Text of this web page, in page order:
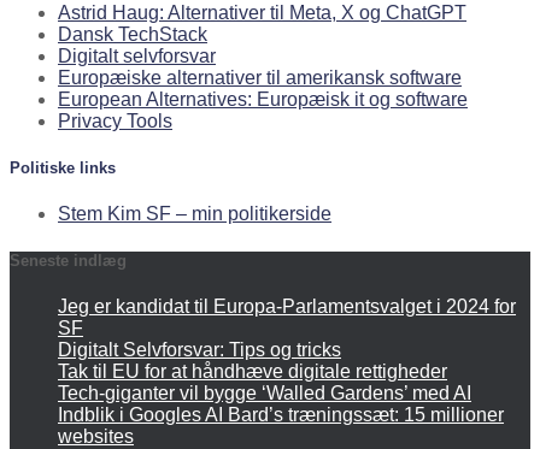
Astrid Haug: Alternativer til Meta, X og ChatGPT
Dansk TechStack
Digitalt selvforsvar
Europæiske alternativer til amerikansk software
European Alternatives: Europæisk it og software
Privacy Tools
Politiske links
Stem Kim SF – min politikerside
Seneste indlæg
Jeg er kandidat til Europa-Parlamentsvalget i 2024 for
SF
Digitalt Selvforsvar: Tips og tricks
Tak til EU for at håndhæve digitale rettigheder
Tech-giganter vil bygge ‘Walled Gardens’ med AI
Indblik i Googles AI Bard’s træningssæt: 15 millioner
websites